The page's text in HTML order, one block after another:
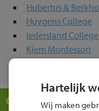
Hubertus &
Huygens College
Iedersland College
Kiem Montessori
Overige vmbo-
Hartelijk
Wij maken